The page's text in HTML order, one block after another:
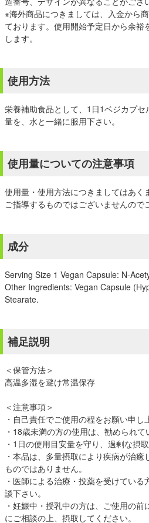
※海外商品につきましては、入金から
ております。使用開始予定日から余裕
します。
使用方法
栄養補助食品として、1日1ベジカプ
量を、水と一緒に服用下さい。
使用量についての注意事項
使用量・使用方法につきましてはあく
ご指導するものではございませんので
成分
Serving Size 1 Vegan Capsule: N-
Other Ingredients: Vegan Capsule
Stearate.
補足説明
＜保管方法＞
高温多湿を避け常温保存
＜注意事項＞
・自己責任でご使用の程をお願い申し
・18歳未満の方の使用は、勧められて
・1日の使用目安量を守り、過剰な摂
・本品は、多量摂取により疾病が治
ものではありません。
・医師による治療・投薬を受けてい
談下さい。
・妊娠中・授乳中の方は、ご使用の
にご相談の上、摂取してください。